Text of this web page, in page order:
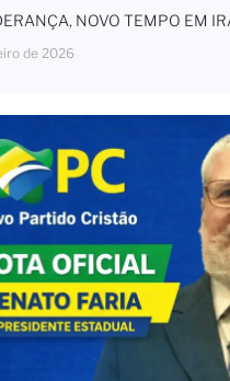
NOVO TEMPO EM
de 2026